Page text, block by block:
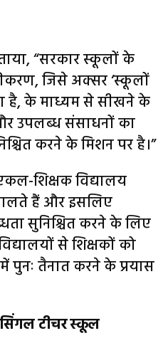
“सरकार स्कूलों के
जिसे अक्सर ‘स्कूलों
है, के माध्यम से सीखने के
उपलब्ध संसाधनों का
करने के मिशन पर है।”
शिक्षक विद्यालय
डालते हैं और इसलिए
सुनिश्चित करने के लिए
से शिक्षकों को
पुनः तैनात करने के प्रयास
टीचर स्कूल